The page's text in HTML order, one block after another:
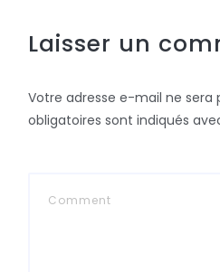
Laisser un
Votre adresse e-mail ne sera
obligatoires sont indiqués